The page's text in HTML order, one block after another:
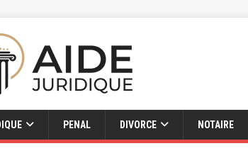
PENAL DIVORCE NOTAIRE